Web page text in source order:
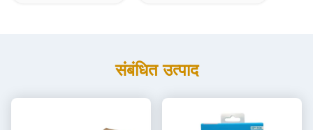
संबंधित उत्पाद